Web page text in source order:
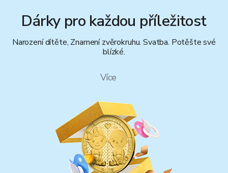
Dárky pro každou příležitost
Narození dítěte, Znamení zvěrokruhu. Svatba. Potěšte své
blízké.
Více